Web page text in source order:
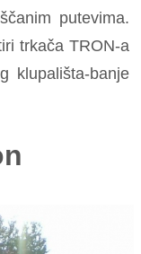
putevima.
trkača TRON-a
klupališta-banje